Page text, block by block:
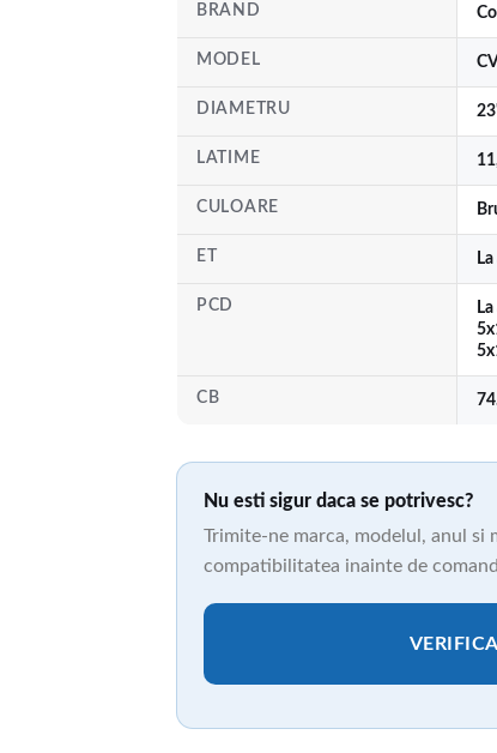
BRAND
MODEL
DIAMETRU
LATIME
CULOARE
ET
PCD
CB
Nu esti sigur daca se potrivesc?
Trimite-ne marca, modelul, anul si
compatibilitatea inainte de